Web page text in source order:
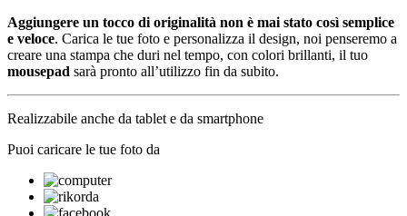
Aggiungere un tocco di originalità non è mai stato così semplice
e veloce. Carica le tue foto e personalizza il design, noi penseremo a
creare una stampa che duri nel tempo, con colori brillanti, il tuo
mousepad sarà pronto all’utilizzo fin da subito.
Realizzabile anche da tablet e da smartphone
Puoi caricare le tue foto da